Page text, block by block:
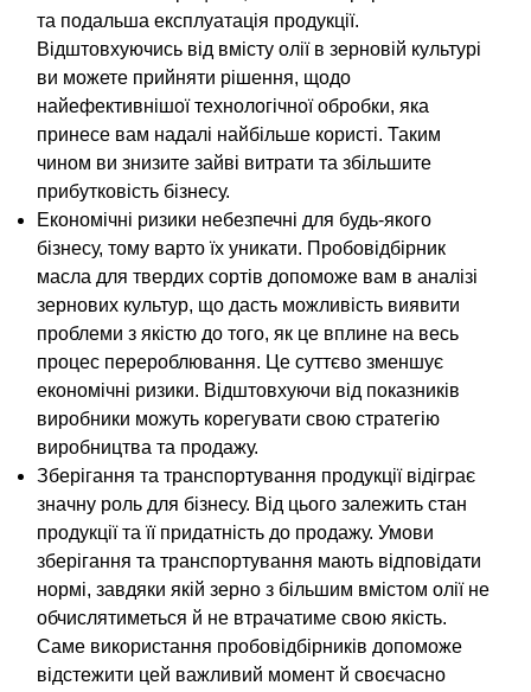
та подальша експлуатація продукції.
Відштовхуючись від вмісту олії в зерновій культурі
ви можете прийняти рішення, щодо
найефективнішої технологічної обробки, яка
принесе вам надалі найбільше користі. Таким
чином ви знизите зайві витрати та збільшите
прибутковість бізнесу.
Економічні ризики небезпечні для будь-якого
бізнесу, тому варто їх уникати. Пробовідбірник
масла для твердих сортів допоможе вам в аналізі
зернових культур, що дасть можливість виявити
проблеми з якістю до того, як це вплине на весь
процес перероблювання. Це суттєво зменшує
економічні ризики. Відштовхуючи від показників
виробники можуть корегувати свою стратегію
виробництва та продажу.
Зберігання та транспортування продукції відіграє
значну роль для бізнесу. Від цього залежить стан
продукції та її придатність до продажу. Умови
зберігання та транспортування мають відповідати
нормі, завдяки якій зерно з більшим вмістом олії не
обчислятиметься й не втрачатиме свою якість.
Саме використання пробовідбірників допоможе
відстежити цей важливий момент й своєчасно